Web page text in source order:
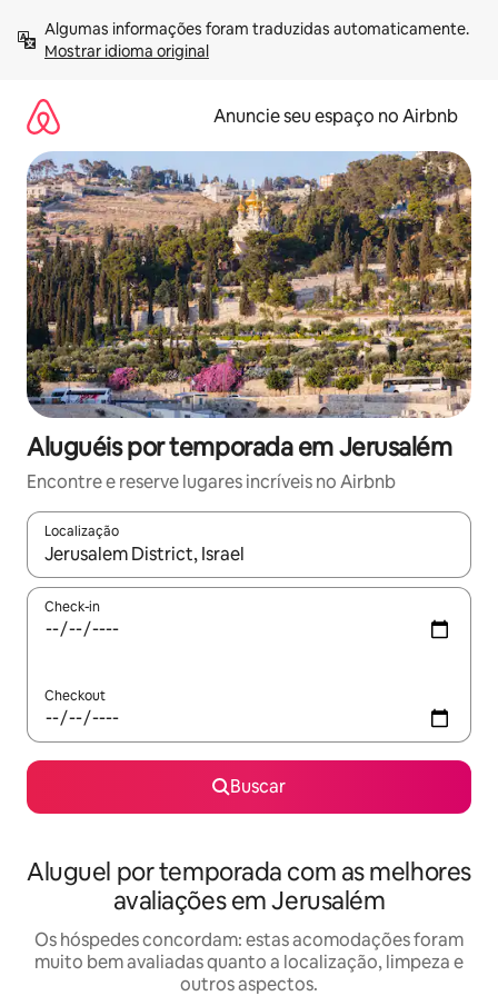
para
Mostrar idioma original
Anuncie seu espaço no Airbnb
Aluguéis por temporada em Jerusalém
Encontre e reserve lugares incríveis no Airbnb
Localização
Quando os resultados estiverem disponíveis, explore-os
Check-in
Checkout
Buscar
Aluguel por temporada com as melhores
avaliações em Jerusalém
Os hóspedes concordam: estas acomodações foram
muito bem avaliadas quanto a localização, limpeza e
outros aspectos.